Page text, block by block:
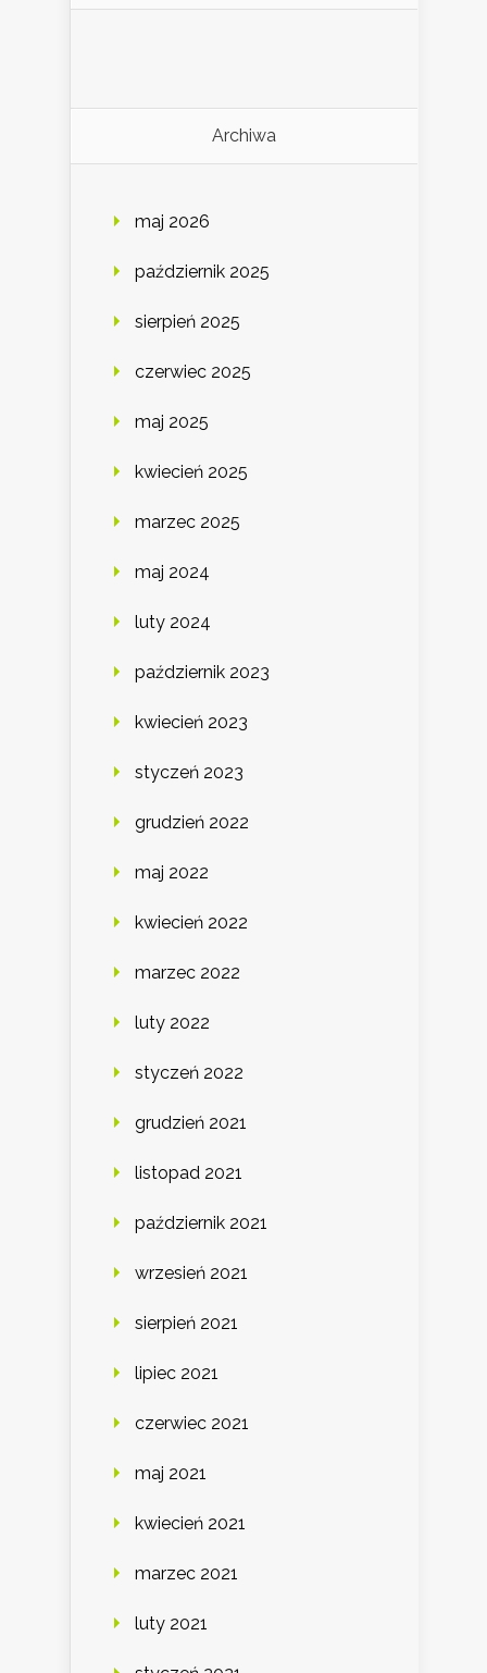
Archiwa
maj 2026
październik 2025
sierpień 2025
czerwiec 2025
maj 2025
kwiecień 2025
marzec 2025
maj 2024
luty 2024
październik 2023
kwiecień 2023
styczeń 2023
grudzień 2022
maj 2022
kwiecień 2022
marzec 2022
luty 2022
styczeń 2022
grudzień 2021
listopad 2021
październik 2021
wrzesień 2021
sierpień 2021
lipiec 2021
czerwiec 2021
maj 2021
kwiecień 2021
marzec 2021
luty 2021